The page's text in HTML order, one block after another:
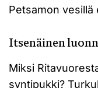
Petsamon vesillä
Itsenäinen
Miksi
syntipukki?